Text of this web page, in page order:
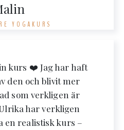
YOGAKURS
kurs ❤️ Jag har haft
den och blivit mer
som verkligen är
har verkligen
en realistisk kurs –